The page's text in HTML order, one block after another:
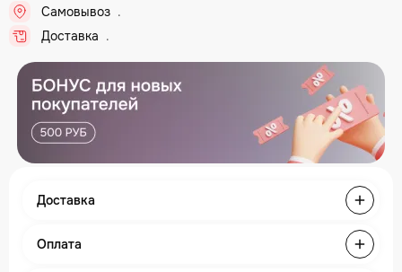
Самовывоз ..
Доставка ..
Доставка
Оплата